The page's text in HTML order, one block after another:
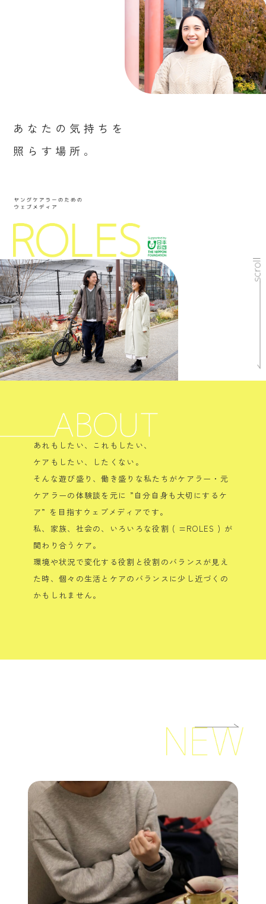
あれもしたい、これもしたい、
ケアもしたい、したくない。
そんな遊び盛り、働き盛りな私たちがケアラー・元
ケアラーの体験談を元に ”自分自身も大切にするケ
ア” を目指すウェブメディアです。
私、家族、社会の、いろいろな役割 ( =ROLES ) が
関わり合うケア。
環境や状況で変化する役割と役割のバランスが見え
た時、個々の生活とケアのバランスに少し近づくの
かもしれません。
2026.03.23
【#3】支えられる側から支える側へ――高校時代に
ひらけた、そらさんの世界